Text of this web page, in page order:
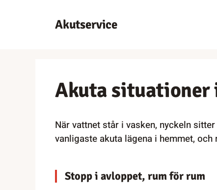
Akutservice
Akuta situationer
När vattnet står i vasken, nyckeln
vanligaste akuta lägena i hemmet,
Stopp i avloppet, rum för rum